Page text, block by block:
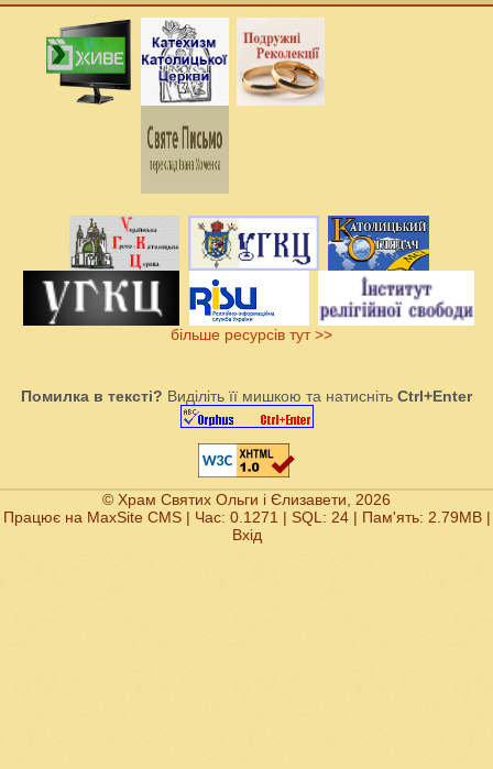
більше ресурсів тут >>
Помилка в тексті? Виділіть її мишкою та натисніть Ctrl+Enter
© Храм Святих Ольги і Єлизавети, 2026
Працює на MaxSite CMS| Час: 0.1271 | SQL: 24 | Пам'ять: 2.79MB|
Вхід